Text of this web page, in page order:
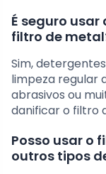
É seguro
filtro de
Sim,
limpeza regular
abrasivos ou
danificar o filtro
Posso usar o
outros tipos